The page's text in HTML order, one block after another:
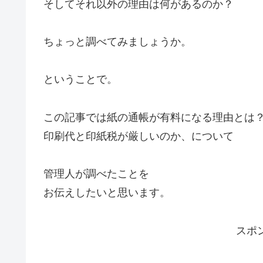
そしてそれ以外の理由は何があるのか？
ちょっと調べてみましょうか。
ということで。
この記事では紙の通帳が有料になる理由とは？
印刷代と印紙税が厳しいのか、について
管理人が調べたことを
お伝えしたいと思います。
スポ